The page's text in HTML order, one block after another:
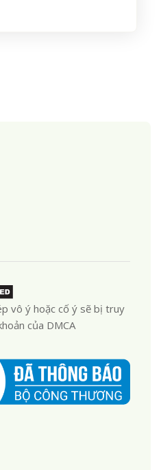
vô ý hoặc cố ý sẽ bị truy
của DMCA